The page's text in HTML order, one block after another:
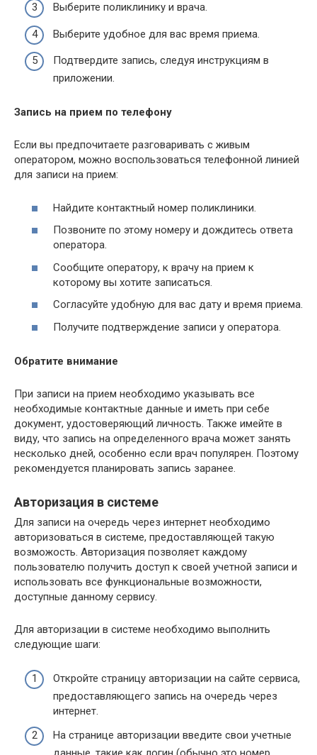
Выберите поликлинику и врача.
Выберите удобное для вас время приема.
Подтвердите запись, следуя инструкциям в
приложении.
Запись на прием по телефону
Если вы предпочитаете разговаривать с живым
оператором, можно воспользоваться телефонной линией
для записи на прием:
Найдите контактный номер поликлиники.
Позвоните по этому номеру и дождитесь ответа
оператора.
Сообщите оператору, к врачу на прием к
которому вы хотите записаться.
Согласуйте удобную для вас дату и время приема.
Получите подтверждение записи у оператора.
Обратите внимание
При записи на прием необходимо указывать все
необходимые контактные данные и иметь при себе
документ, удостоверяющий личность. Также имейте в
виду, что запись на определенного врача может занять
несколько дней, особенно если врач популярен. Поэтому
рекомендуется планировать запись заранее.
Авторизация в системе
Для записи на очередь через интернет необходимо
авторизоваться в системе, предоставляющей такую
возможость. Авторизация позволяет каждому
пользователю получить доступ к своей учетной записи и
использовать все функциональные возможности,
доступные данному сервису.
Для авторизации в системе необходимо выполнить
следующие шаги:
Откройте страницу авторизации на сайте сервиса,
предоставляющего запись на очередь через
интернет.
На странице авторизации введите свои учетные